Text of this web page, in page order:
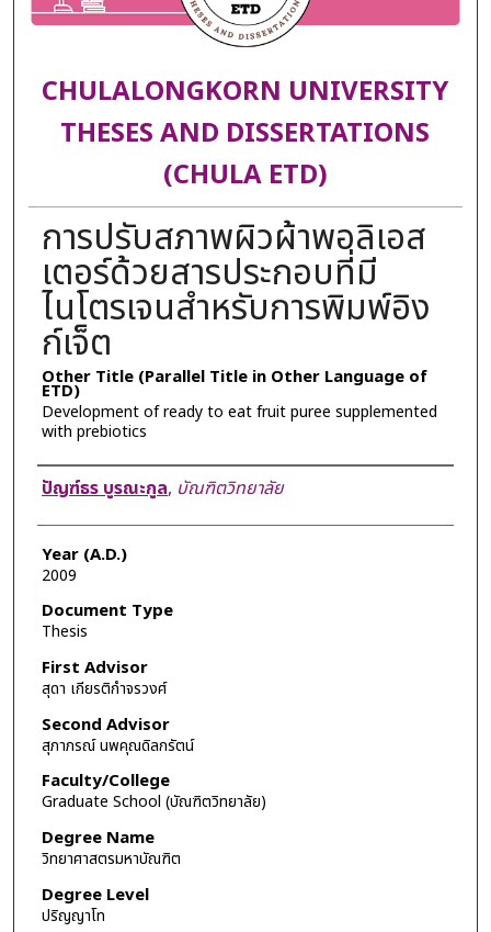
CHULALONGKORN UNIVERSITY
THESES AND DISSERTATIONS
(CHULA ETD)
การปรับสภาพผิวผ้าพอลิเอส
เตอร์ด้วยสารประกอบที่มี
ไนโตรเจนสำหรับการพิมพ์อิง
ก์เจ็ต
Other Title (Parallel Title in Other Language of
ETD)
Development of ready to eat fruit puree supplemented
with prebiotics
Author
ปัญฑ์ธร บูรณะกูล, บัณฑิตวิทยาลัย
Year (A.D.)
2009
Document Type
Thesis
First Advisor
สุดา เกียรติกำจรวงศ์
Second Advisor
สุภาภรณ์ นพคุณดิลกรัตน์
Faculty/College
Graduate School (บัณฑิตวิทยาลัย)
Degree Name
วิทยาศาสตรมหาบัณฑิต
Degree Level
ปริญญาโท